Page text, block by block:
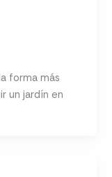
forma más
un jardín en